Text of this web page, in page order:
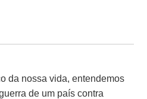
da nossa vida, entendemos
de um país contra